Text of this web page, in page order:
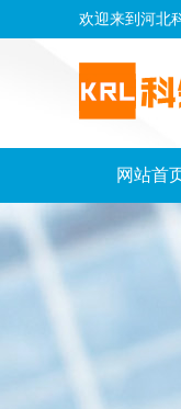
欢迎来到河北
网站首